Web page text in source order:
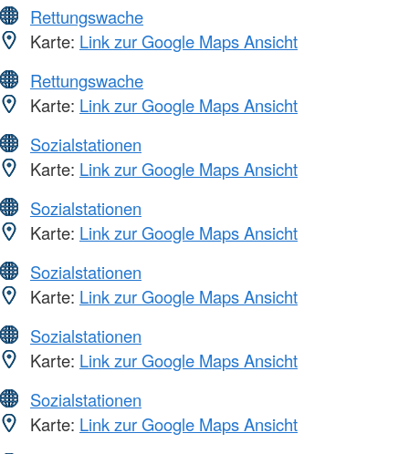
Rettungswache
Karte: Link zur Google Maps Ansicht
Rettungswache
Karte: Link zur Google Maps Ansicht
Sozialstationen
Karte: Link zur Google Maps Ansicht
Sozialstationen
Karte: Link zur Google Maps Ansicht
Sozialstationen
Karte: Link zur Google Maps Ansicht
Sozialstationen
Karte: Link zur Google Maps Ansicht
Sozialstationen
Karte: Link zur Google Maps Ansicht